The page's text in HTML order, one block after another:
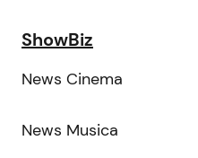
ShowBiz
News Cinema
News Musica